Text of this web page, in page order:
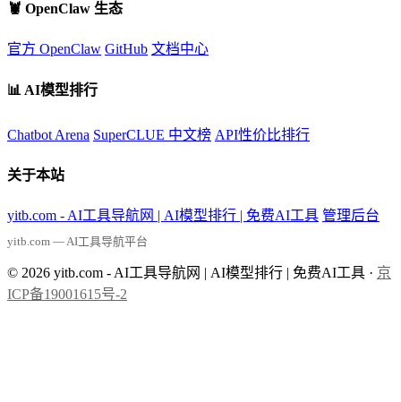
🦞 OpenClaw 生态
官方 OpenClaw GitHub 文档中心
📊 AI模型排行
Chatbot Arena SuperCLUE 中文榜 API性价比排行
关于本站
yitb.com - AI工具导航网 | AI模型排行 | 免费AI工具 管理后台
yitb.com — AI工具导航平台
© 2026 yitb.com - AI工具导航网 | AI模型排行 | 免费AI工具 · 京
ICP备19001615号-2